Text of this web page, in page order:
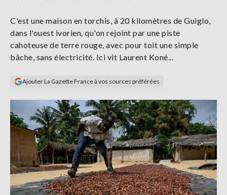
Se
connecter
S'abonner
C'est une maison en torchis, à 20 kilomètres de Guiglo,
dans l'ouest ivorien, qu'on rejoint par une piste
cahoteuse de terre rouge, avec pour toit une simple
bâche, sans électricité. Ici vit Laurent Koné...
Ajouter La Gazette France à vos sources préférées